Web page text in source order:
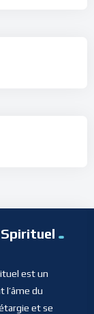
Spirituel
est un
l’âme du
et se